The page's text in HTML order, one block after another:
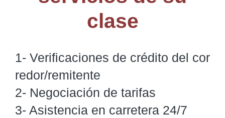
clase
1- Verificaciones de crédito del cor
redor/remitente
2- Negociación de tarifas
3- Asistencia en carretera 24/7